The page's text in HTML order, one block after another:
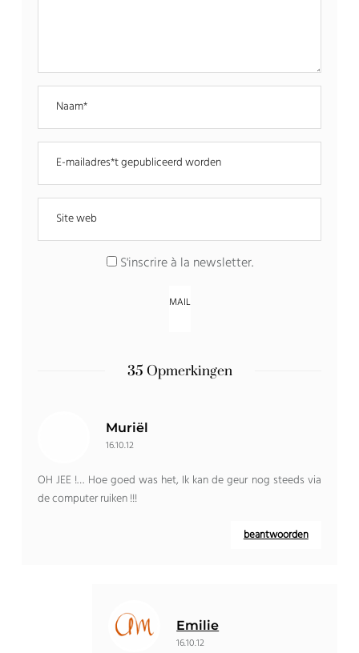
S'inscrire à la newsletter.
35 Opmerkingen
Muriël
16.10.12
OH JEE !… Hoe goed was het, Ik kan de geur nog steeds via
de computer ruiken !!!
beantwoorden
Emilie
16.10.12